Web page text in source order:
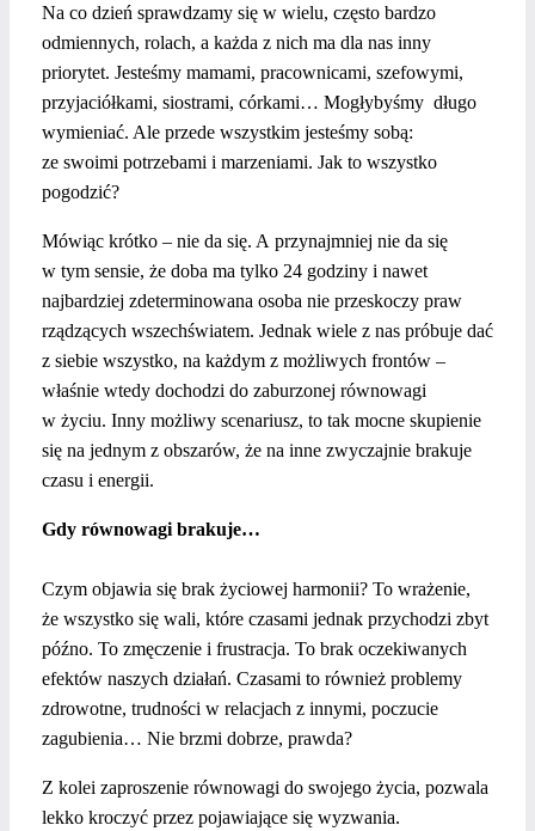
Na co dzień sprawdzamy się w wielu, często bardzo
odmiennych, rolach, a każda z nich ma dla nas inny
priorytet. Jesteśmy mamami, pracownicami, szefowymi,
przyjaciółkami, siostrami, córkami… Mogłybyśmy długo
wymieniać. Ale przede wszystkim jesteśmy sobą:
ze swoimi potrzebami i marzeniami. Jak to wszystko
pogodzić?
Mówiąc krótko – nie da się. A przynajmniej nie da się
w tym sensie, że doba ma tylko 24 godziny i nawet
najbardziej zdeterminowana osoba nie przeskoczy praw
rządzących wszechświatem. Jednak wiele z nas próbuje dać
z siebie wszystko, na każdym z możliwych frontów –
właśnie wtedy dochodzi do zaburzonej równowagi
w życiu. Inny możliwy scenariusz, to tak mocne skupienie
się na jednym z obszarów, że na inne zwyczajnie brakuje
czasu i energii.
Gdy równowagi brakuje…
Czym objawia się brak życiowej harmonii? To wrażenie,
że wszystko się wali, które czasami jednak przychodzi zbyt
późno. To zmęczenie i frustracja. To brak oczekiwanych
efektów naszych działań. Czasami to również problemy
zdrowotne, trudności w relacjach z innymi, poczucie
zagubienia… Nie brzmi dobrze, prawda?
Z kolei zaproszenie równowagi do swojego życia, pozwala
lekko kroczyć przez pojawiające się wyzwania.